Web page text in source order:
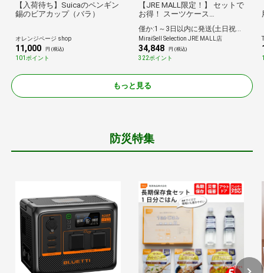
【入荷待ち】Suicaのペンギン
錫のビアカップ（バラ）
オレンジページ shop
11,000 円 (税込)
101ポイント
【JRE MALL限定！】 セットで
お得！ スーツケース
GENESIS[ジェネシス] WHITE
Ｓサイズ(ミニケース/ショルダ
ーケース)＋Ｍサイズ キャリー
ケース キャリーオン 親子セッ
ト (SM-O314＋SM-O324)
僅か:1～3日以内に発送(土日祝除く)
MiraiSell Selection JRE MALL店
34,848 円 (税込)
322ポイント
もっと見る
防災特集